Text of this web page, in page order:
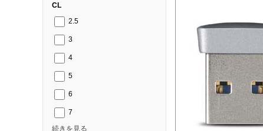
CL
2.5
3
4
5
6
7
続きを見る